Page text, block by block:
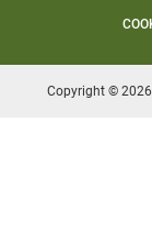
Copyright ©